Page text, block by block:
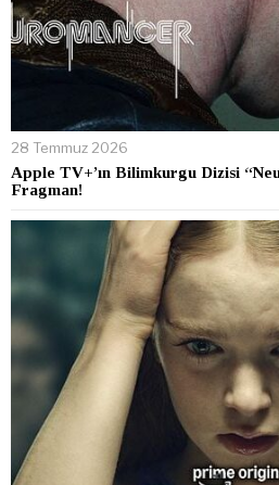
28 Temmuz 2026
Apple TV+’ın Bilimkurgu Dizisi
Fragman!